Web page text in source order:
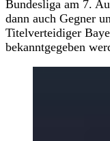
Bundesliga am 7.
dann auch Gegner
Titelverteidiger
bekanntgegeben